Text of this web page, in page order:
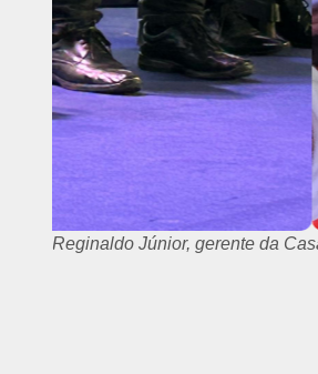
Reginaldo Júnior, gerente da